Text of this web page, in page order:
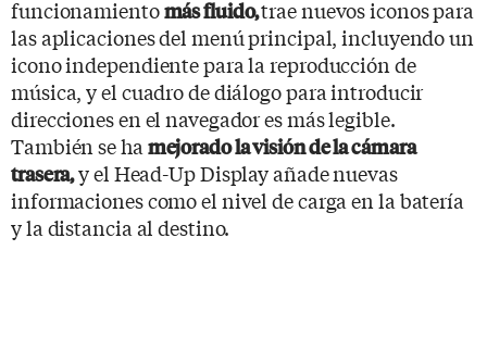
funcionamientomás fluido,trae nuevos iconos para
las aplicaciones del menú principal, incluyendo un
icono independiente para la reproducción de
música, y el cuadro de diálogo para introducir
direcciones en el navegador es más legible.
También se ha mejorado la visión de la cámara
trasera,y el Head-Up Display añade nuevas
informaciones como el nivel de carga en la batería
y la distancia al destino.